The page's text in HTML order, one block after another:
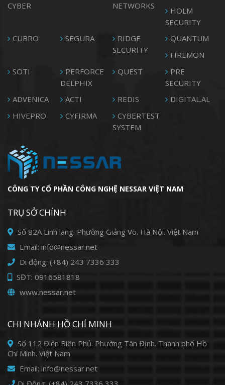
CYBER
NETWORKS
HOLM
SECURITY
CUBRO
SEGURA
RIDGE
SECURITY
QUANTUM
FIREMON
SOTI
PERFORCE
DELPHIX
QUEST
PRE
SECURITY
ADVENICA
ACTI REDIS
DIGITAL.AL
HIVEPRO
CYFIRMA
CYBERTEST
SYSTEM
CÔNG TY CỔ PHẦN CÔNG NGHỆ NESSAR VIỆT NAM
TRỤ SỞ CHÍNH
Số 82A Linh lang. Phường Giảng Võ. Hà Nội. Việt Nam
Email: info@nessar.net
Di động: (+84) 243 7336 333
SĐT: 0916581818
www.nessar.net
CHI NHÁNH HỒ CHÍ MINH
Số 112 Điện Biên Phủ. Phường Tân Định. Thành phố Hồ
Chí Minh. Việt Nam
Email: info@nessar.net